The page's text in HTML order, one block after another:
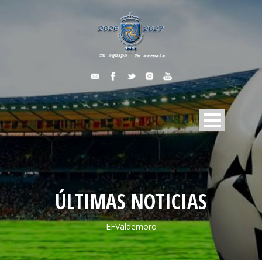
ÚLTIMAS NOTICIAS
EFValdemoro